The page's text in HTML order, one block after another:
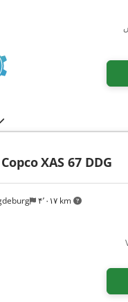
۴٬۰۱۷ km
XAS 67 DDG